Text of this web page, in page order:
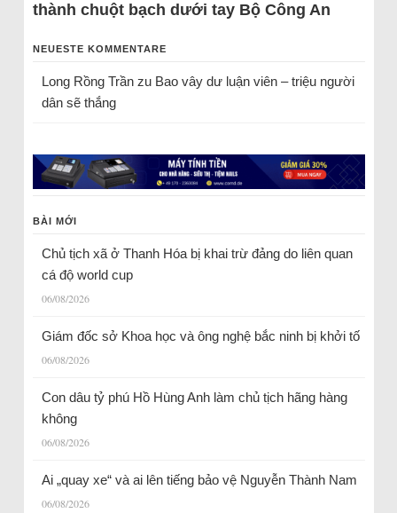
thành chuột bạch dưới tay Bộ Công An
NEUESTE KOMMENTARE
Long Rồng Trầnzu Bao vây dư luận viên – triệu người
dân sẽ thắng
BÀI MỚI
Chủ tịch xã ở Thanh Hóa bị khai trừ đảng do liên quan
cá độ world cup
06/08/2026
Giám đốc sở Khoa học và ông nghệ bắc ninh bị khởi tố
06/08/2026
Con dâu tỷ phú Hồ Hùng Anh làm chủ tịch hãng hàng
không
06/08/2026
Ai „quay xe“ và ai lên tiếng bảo vệ Nguyễn Thành Nam
06/08/2026